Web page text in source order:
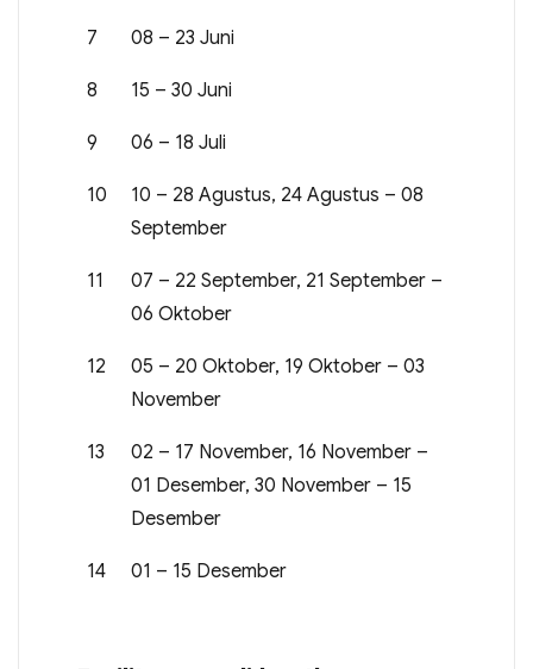
7 08 – 23 Juni
8 15 – 30 Juni
9 06 – 18 Juli
10
10 – 28 Agustus, 24 Agustus – 08
September
11
07 – 22 September, 21 September –
06 Oktober
12
05 – 20 Oktober, 19 Oktober – 03
November
13
02 – 17 November, 16 November –
01 Desember, 30 November – 15
Desember
14 01 – 15 Desember